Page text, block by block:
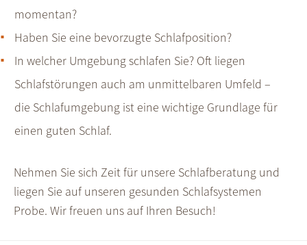
momentan?
Haben Sie eine bevorzugte Schlafposition?
In welcher Umgebung schlafen Sie? Oft liegen
Schlafstörungen auch am unmittelbaren Umfeld –
die Schlafumgebung ist eine wichtige Grundlage für
einen guten Schlaf.
Nehmen Sie sich Zeit für unsere Schlafberatung und
liegen Sie auf unseren gesunden Schlafsystemen
Probe. Wir freuen uns auf Ihren Besuch!